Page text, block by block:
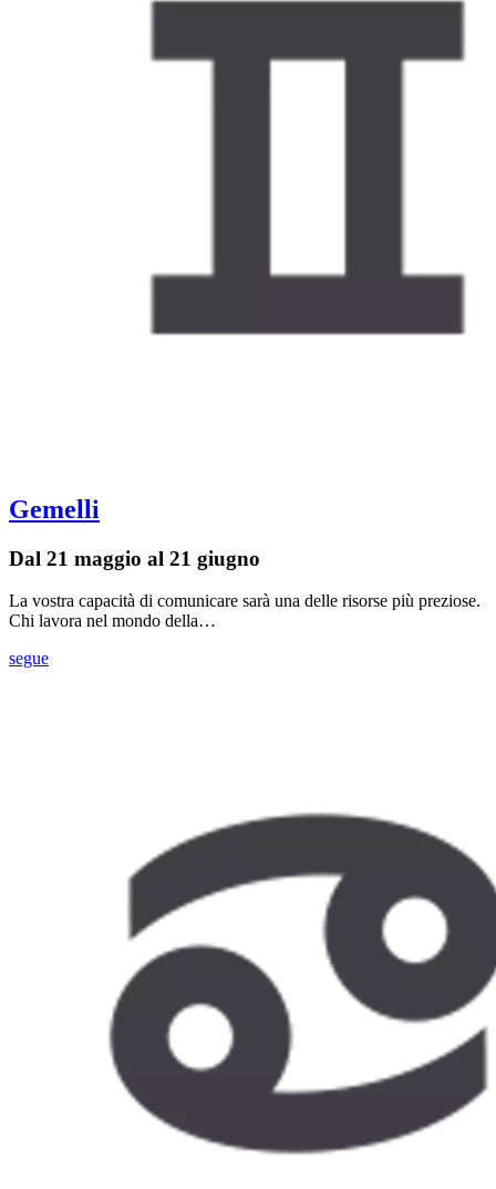
Gemelli
Dal 21 maggio al 21 giugno
La vostra capacità di comunicare sarà una delle risorse più preziose.
Chi lavora nel mondo della…
segue